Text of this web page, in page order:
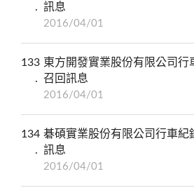
訊息
2016/04/01
133 東方開發實業股份有限公司
召回訊息
2016/04/01
134 碁碩實業股份有限公司行車紀
訊息
2016/04/01